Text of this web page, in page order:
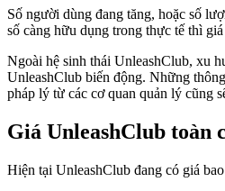
Số người dùng đang tăng, hoặc số
số càng hữu dụng trong thực tế thì
Ngoài hệ sinh thái UnleashClub, xu
UnleashClub biến động. Những
pháp lý từ các cơ quan quản lý cũng
Giá UnleashClub toàn
Hiện tại UnleashClub đang có giá